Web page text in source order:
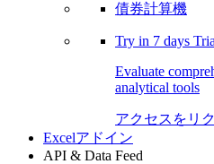
債券計算機
Try in 7 days
Evaluate
analytical tools
アクセスをリ
Excelアドイン
API & Data Feed